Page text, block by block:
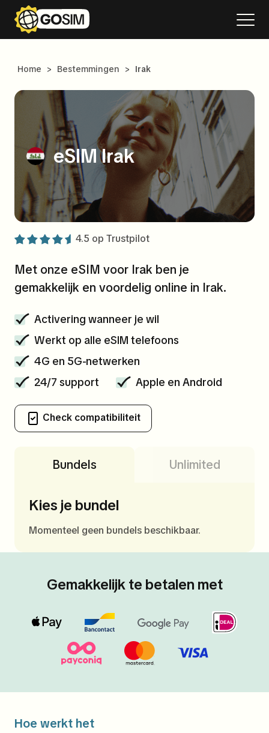
Home > Bestemmingen > Irak
eSIM Irak
4.5 op Trustpilot
Met onze eSIM voor Irak ben je
gemakkelijk en voordelig online in Irak.
Activering wanneer je wil
Werkt op alle eSIM telefoons
4G en 5G-netwerken
24/7 support
Apple en Android
Check compatibiliteit
Bundels Unlimited
Kies je bundel
Momenteel geen bundels beschikbaar.
Gemakkelijk te betalen met
Hoe werkt het